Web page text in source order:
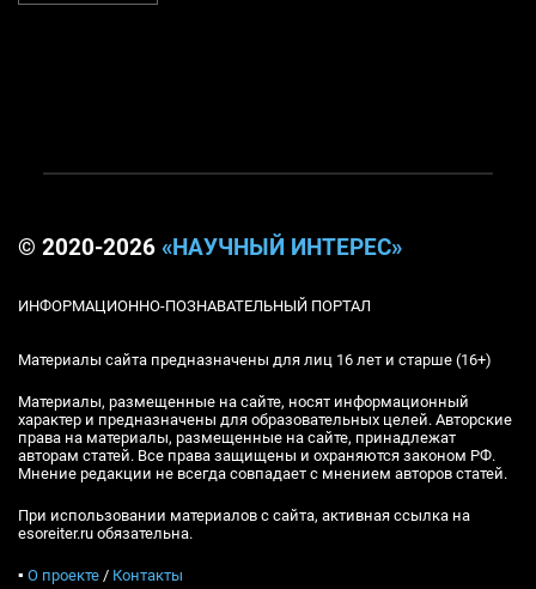
© 2020-2026 «НАУЧНЫЙ ИНТЕРЕС»
ИНФОРМАЦИОННО-ПОЗНАВАТЕЛЬНЫЙ ПОРТАЛ
Материалы сайта предназначены для лиц 16 лет и старше (16+)
Материалы, размещенные на сайте, носят информационный
характер и предназначены для образовательных целей. Авторские
права на материалы, размещенные на сайте, принадлежат
авторам статей. Все права защищены и охраняются законом РФ.
Мнение редакции не всегда совпадает с мнением авторов статей.
При использовании материалов с сайта, активная ссылка на
esoreiter.ru обязательна.
▪ О проекте / Контакты